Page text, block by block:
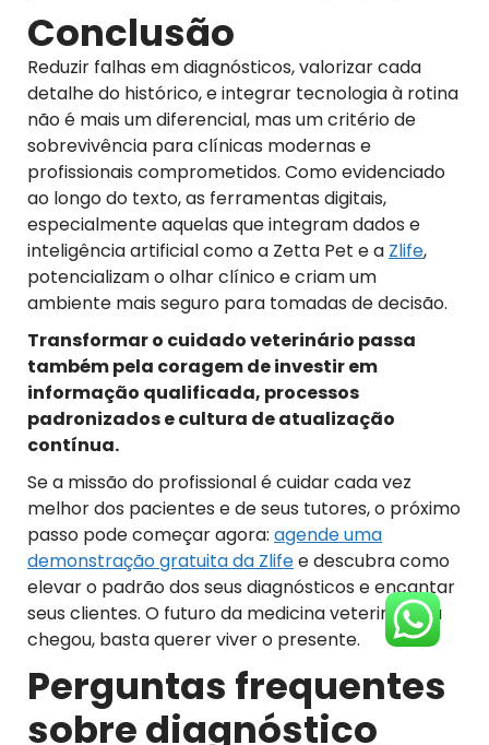
Conclusão
Reduzir falhas em diagnósticos, valorizar cada
detalhe do histórico, e integrar tecnologia à rotina
não é mais um diferencial, mas um critério de
sobrevivência para clínicas modernas e
profissionais comprometidos. Como evidenciado
ao longo do texto, as ferramentas digitais,
especialmente aquelas que integram dados e
inteligência artificial como a Zetta Pet e a Zlife,
potencializam o olhar clínico e criam um
ambiente mais seguro para tomadas de decisão.
Transformar o cuidado veterinário passa
também pela coragem de investir em
informação qualificada, processos
padronizados e cultura de atualização
contínua.
Se a missão do profissional é cuidar cada vez
melhor dos pacientes e de seus tutores, o próximo
passo pode começar agora: agende uma
demonstração gratuita da Zlifee descubra como
elevar o padrão dos seus diagnósticos e encantar
seus clientes. O futuro da medicina veterinária já
chegou, basta querer viver o presente.
Perguntas frequentes
sobre diagnóstico